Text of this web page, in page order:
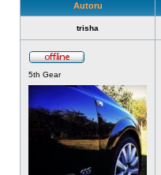
Autoru
trisha
5th Gear